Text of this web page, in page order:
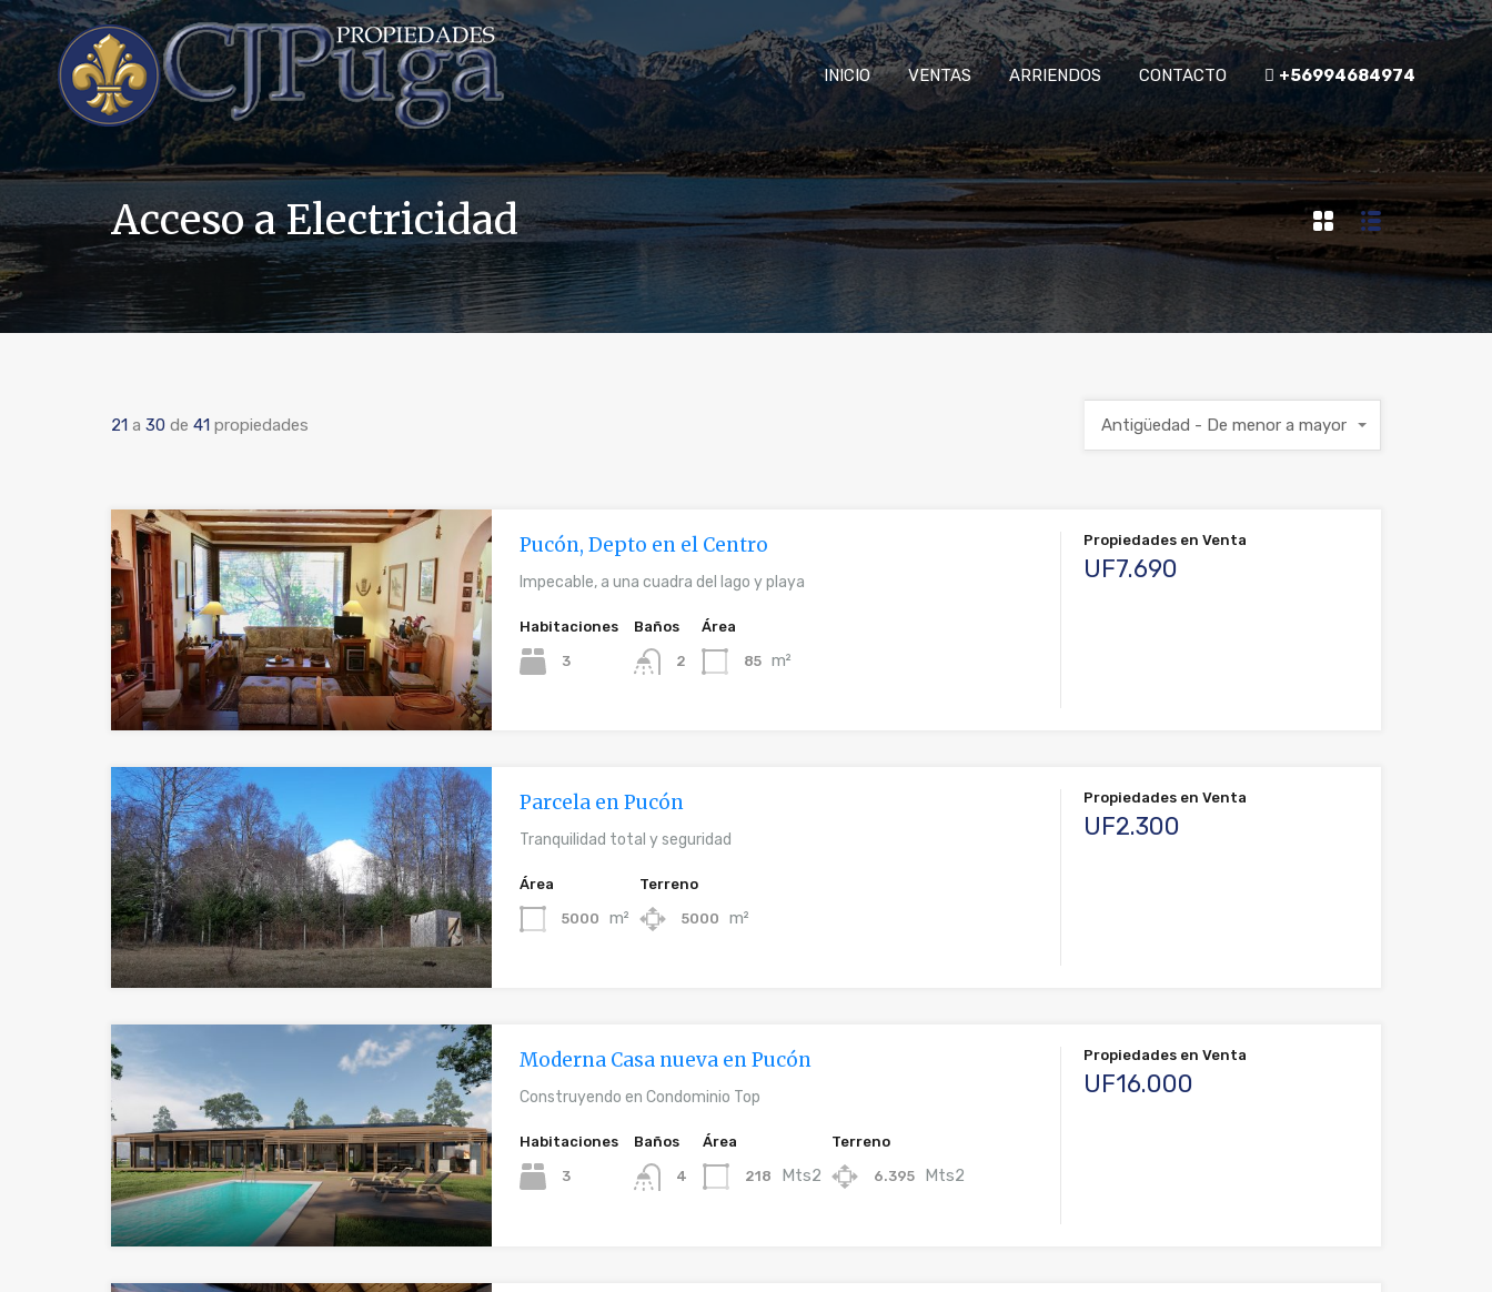
INICIO VENTAS ARRIENDOS CONTACTO +56994684974
Acceso a Electricidad
21 a 30 de 41 propiedades Antigüedad - De menor a mayor
Pucón, Depto en el Centro
Impecable, a una cuadra del lago y playa
Habitaciones
3
Baños
2
Área
85 m²
Propiedades en Venta
UF7.690
Parcela en Pucón
Tranquilidad total y seguridad
Área
5000 m²
Terreno
5000 m²
Propiedades en Venta
UF2.300
Moderna Casa nueva en Pucón
Construyendo en Condominio Top
Habitaciones
3
Baños
4
Área
218 Mts2
Terreno
6.395 Mts2
Propiedades en Venta
UF16.000